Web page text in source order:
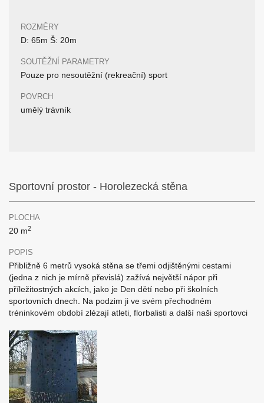
ROZMĚRY
D: 65m Š: 20m
SOUTĚŽNÍ PARAMETRY
Pouze pro nesoutěžní (rekreační) sport
POVRCH
umělý trávník
Sportovní prostor - Horolezecká stěna
PLOCHA
20 m2
POPIS
Přibližně 6 metrů vysoká stěna se třemi odjištěnými cestami
(jedna z nich je mírně převislá) zažívá největší nápor při
příležitostných akcích, jako je Den dětí nebo při školních
sportovních dnech. Na podzim ji ve svém přechodném
tréninkovém období zlézají atleti, florbalisti a další naši sportovci